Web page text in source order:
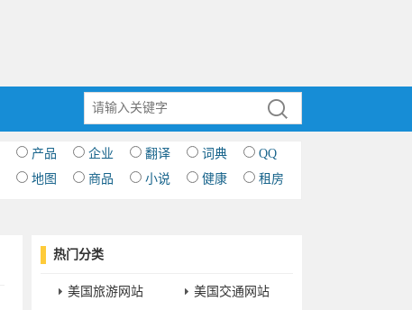
产品 企业 翻译 词典
QQ
地图 商品 小说 健康 租房
热门分类
美国旅游网站
美国交通网站